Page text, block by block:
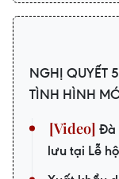
NGHỊ QUYẾT
TÌNH HÌNH
Đà
lưu tại Lễ